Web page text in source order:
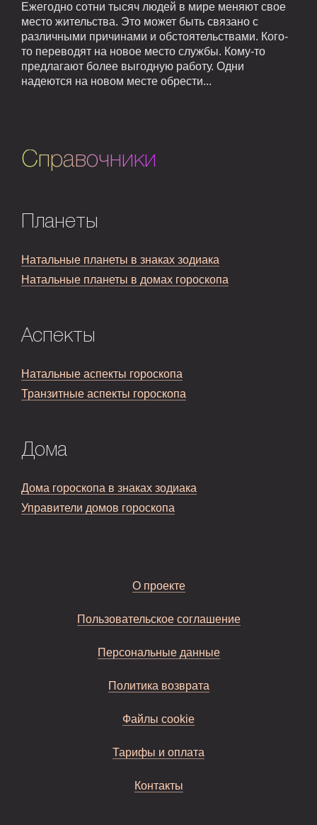
Ежегодно сотни тысяч людей в мире меняют свое
место жительства. Это может быть связано с
различными причинами и обстоятельствами. Кого-
то переводят на новое место службы. Кому-то
предлагают более выгодную работу. Одни
надеются на новом месте обрести...
Справочники
Планеты
Натальные планеты в знаках зодиака
Натальные планеты в домах гороскопа
Аспекты
Натальные аспекты гороскопа
Транзитные аспекты гороскопа
Дома
Дома гороскопа в знаках зодиака
Управители домов гороскопа
О проекте
Пользовательское соглашение
Персональные данные
Политика возврата
Файлы cookie
Тарифы и оплата
Контакты